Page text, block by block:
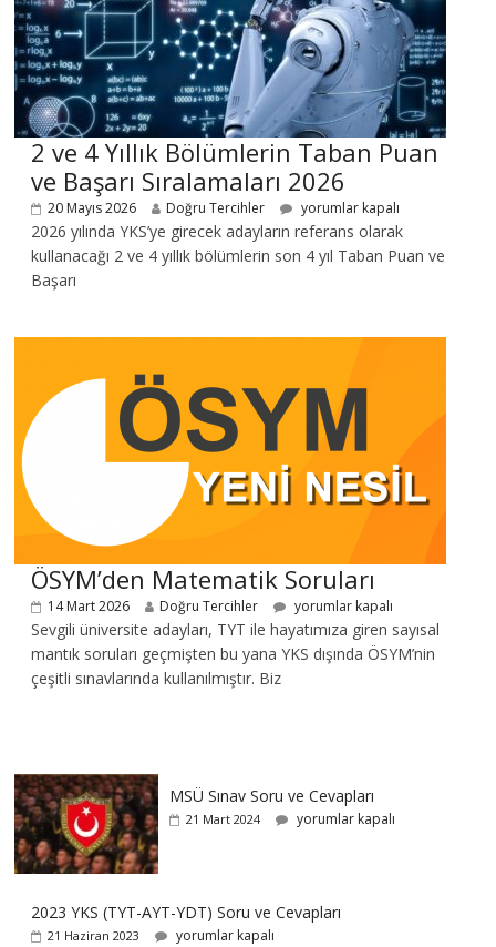
2 ve 4 Yıllık Bölümlerin Taban Puan
ve Başarı Sıralamaları 2026
20 Mayıs 2026 Doğru Tercihler yorumlar kapalı
2026 yılında YKS’ye girecek adayların referans olarak
kullanacağı 2 ve 4 yıllık bölümlerin son 4 yıl Taban Puan ve
Başarı
ÖSYM’den Matematik Soruları
14 Mart 2026 Doğru Tercihler yorumlar kapalı
Sevgili üniversite adayları, TYT ile hayatımıza giren sayısal
mantık soruları geçmişten bu yana YKS dışında ÖSYM’nin
çeşitli sınavlarında kullanılmıştır. Biz
MSÜ Sınav Soru ve Cevapları
21 Mart 2024 yorumlar kapalı
2023 YKS (TYT-AYT-YDT) Soru ve Cevapları
21 Haziran 2023 yorumlar kapalı